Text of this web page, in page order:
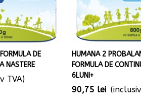
DE
NASTERE
TVA)
HUMANA 2
FORMULA DE
6LUNI+
90,75 lei